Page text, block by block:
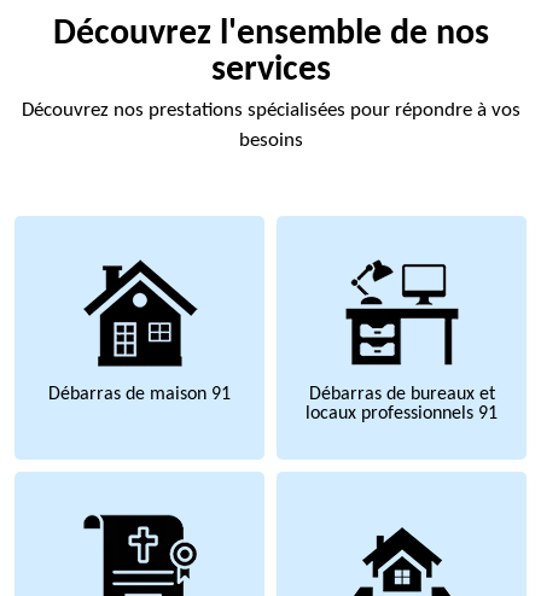
Découvrez l'ensemble de nos
services
Découvrez nos prestations spécialisées pour répondre à vos
besoins
Débarras de maison 91
Débarras de bureaux et
locaux professionnels 91